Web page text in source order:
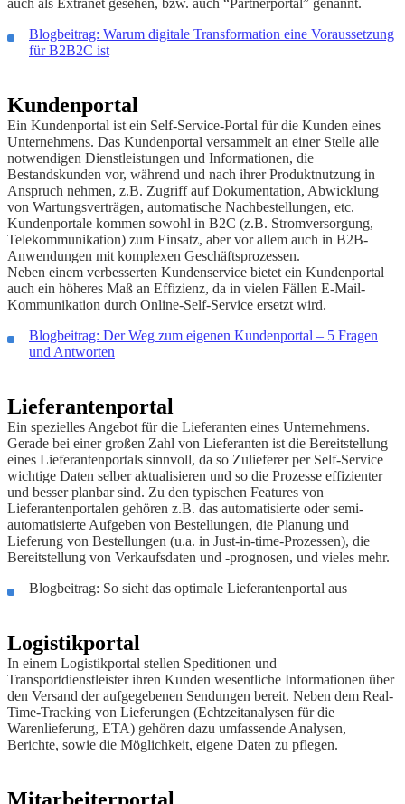
auch als Extranet gesehen, bzw. auch “Partnerportal” genannt.
Blogbeitrag: Warum digitale Transformation eine Voraussetzung
für B2B2C ist
Kundenportal
Ein Kundenportal ist ein Self-Service-Portal für die Kunden eines
Unternehmens. Das Kundenportal versammelt an einer Stelle alle
notwendigen Dienstleistungen und Informationen, die
Bestandskunden vor, während und nach ihrer Produktnutzung in
Anspruch nehmen, z.B. Zugriff auf Dokumentation, Abwicklung
von Wartungsverträgen, automatische Nachbestellungen, etc.
Kundenportale kommen sowohl in B2C (z.B. Stromversorgung,
Telekommunikation) zum Einsatz, aber vor allem auch in B2B-
Anwendungen mit komplexen Geschäftsprozessen.
Neben einem verbesserten Kundenservice bietet ein Kundenportal
auch ein höheres Maß an Effizienz, da in vielen Fällen E-Mail-
Kommunikation durch Online-Self-Service ersetzt wird.
Blogbeitrag: Der Weg zum eigenen Kundenportal – 5 Fragen
und Antworten
Lieferantenportal
Ein spezielles Angebot für die Lieferanten eines Unternehmens.
Gerade bei einer großen Zahl von Lieferanten ist die Bereitstellung
eines Lieferantenportals sinnvoll, da so Zulieferer per Self-Service
wichtige Daten selber aktualisieren und so die Prozesse effizienter
und besser planbar sind. Zu den typischen Features von
Lieferantenportalen gehören z.B. das automatisierte oder semi-
automatisierte Aufgeben von Bestellungen, die Planung und
Lieferung von Bestellungen (u.a. in Just-in-time-Prozessen), die
Bereitstellung von Verkaufsdaten und -prognosen, und vieles mehr.
Blogbeitrag: So sieht das optimale Lieferantenportal aus
Logistikportal
In einem Logistikportal stellen Speditionen und
Transportdienstleister ihren Kunden wesentliche Informationen über
den Versand der aufgegebenen Sendungen bereit. Neben dem Real-
Time-Tracking von Lieferungen (Echtzeitanalysen für die
Warenlieferung, ETA) gehören dazu umfassende Analysen,
Berichte, sowie die Möglichkeit, eigene Daten zu pflegen.